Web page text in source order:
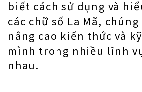
biết cách sử dụng và
các chữ số La Mã,
nâng cao kiến thức và
mình trong nhiều lĩnh
nhau.